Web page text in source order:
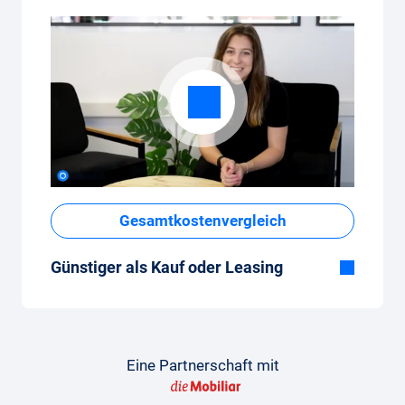
Gesamtkostenvergleich
Günstiger als Kauf oder Leasing
Leasing oder Neuwagenkauf tief.
So gelingt der Vergleich
Eine Partnerschaft mit